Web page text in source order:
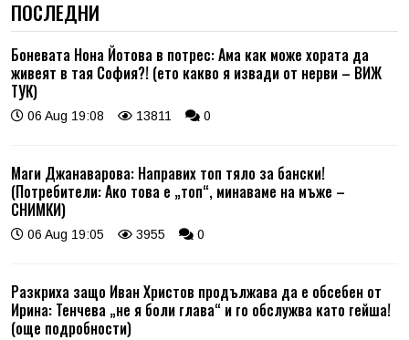
ПОСЛЕДНИ
Боневата Нона Йотова в потрес: Ама как може хората да
живеят в тая София?! (ето какво я извади от нерви – ВИЖ
ТУК)
06 Aug 19:08 13811 0
Маги Джанаварова: Направих топ тяло за бански!
(Потребители: Ако това е „топ“, минаваме на мъже –
СНИМКИ)
06 Aug 19:05 3955 0
Разкриха защо Иван Христов продължава да е обсебен от
Ирина: Тенчева „не я боли глава“ и го обслужва като гейша!
(още подробности)